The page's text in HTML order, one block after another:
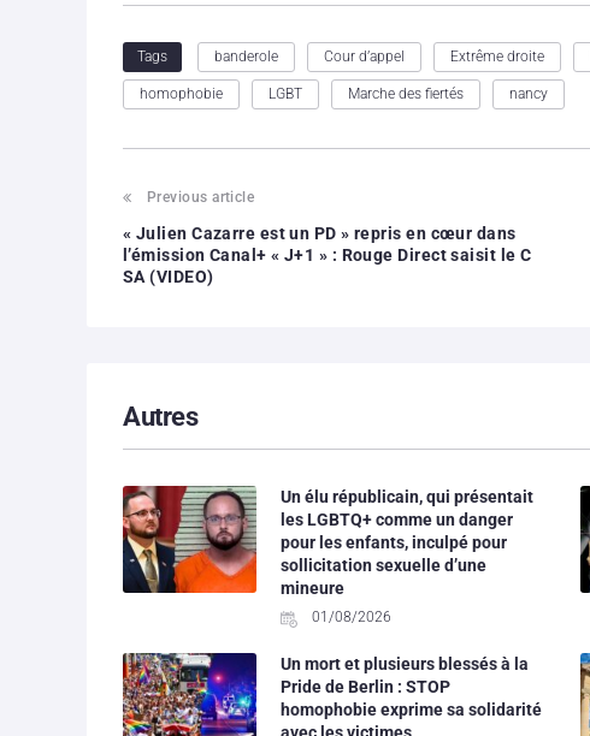
Tags banderole Cour d’appel Extrême droite
homophobie LGBT Marche des fiertés nancy
Previous article
« Julien Cazarre est un PD » repris en cœur dans
l’émission Canal+ « J+1 » : Rouge Direct saisit le C
SA (VIDEO)
Autres
Un élu républicain, qui présentait
les LGBTQ+ comme un danger
pour les enfants, inculpé pour
sollicitation sexuelle d’une
mineure
01/08/2026
Un mort et plusieurs blessés à la
Pride de Berlin : STOP
homophobie exprime sa solidarité
avec les victimes